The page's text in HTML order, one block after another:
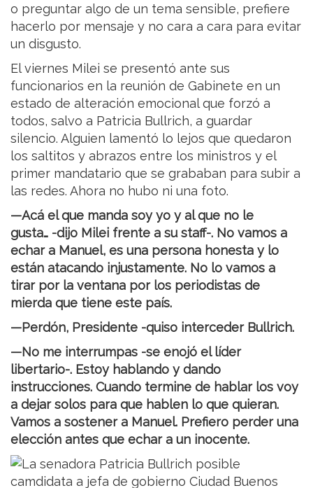
o preguntar algo de un tema sensible, prefiere
hacerlo por mensaje y no cara a cara para evitar
un disgusto.
El viernes Milei se presentó ante sus
funcionarios en la reunión de Gabinete en un
estado de alteración emocional que forzó a
todos, salvo a Patricia Bullrich, a guardar
silencio. Alguien lamentó lo lejos que quedaron
los saltitos y abrazos entre los ministros y el
primer mandatario que se grababan para subir a
las redes. Ahora no hubo ni una foto.
—Acá el que manda soy yo y al que no le
gusta… -dijo Milei frente a su staff-. No vamos a
echar a Manuel, es una persona honesta y lo
están atacando injustamente. No lo vamos a
tirar por la ventana por los periodistas de
mierda que tiene este país.
—Perdón, Presidente -quiso interceder Bullrich.
—No me interrumpas -se enojó el líder
libertario-. Estoy hablando y dando
instrucciones. Cuando termine de hablar los voy
a dejar solos para que hablen lo que quieran.
Vamos a sostener a Manuel. Prefiero perder una
elección antes que echar a un inocente.